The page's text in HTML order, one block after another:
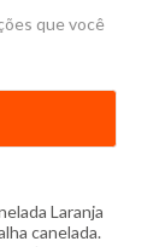
que você
Laranja
canelada.